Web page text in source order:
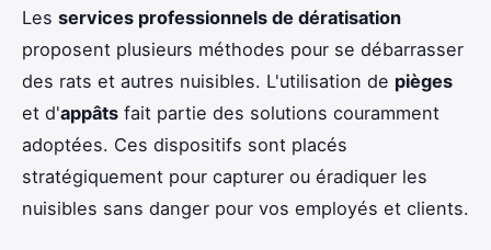
Les services professionnels de dératisation
proposent plusieurs méthodes pour se débarrasser
des rats et autres nuisibles. L'utilisation de pièges
et d'appâts fait partie des solutions couramment
adoptées. Ces dispositifs sont placés
stratégiquement pour capturer ou éradiquer les
nuisibles sans danger pour vos employés et clients.